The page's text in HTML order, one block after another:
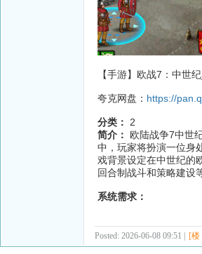
【手游】欧战7：中世
夸克网盘： https://
分类：
2
简介： 欧陆战争7中世
中，玩家将扮演一位身
戏背景设定在中世纪的
回合制战斗和策略建设
系统需求：
Posted: 2026-06-08 09:51 | [楼